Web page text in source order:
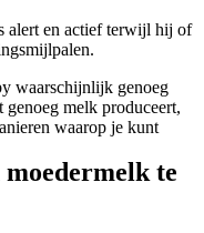
alert en actief terwijl hij of
waarschijnlijk genoeg
melk produceert,
waarop je kunt
te